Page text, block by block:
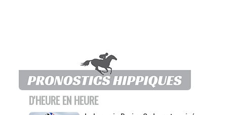
D'HEURE EN HEURE